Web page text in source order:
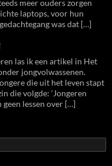
meer ouders zorgen
laptops, voor hun
was dat […]
las ik een artikel in Het
jongvolwassenen.
die uit het leven stapt
die volgde: ‘Jongeren
geen lessen over […]